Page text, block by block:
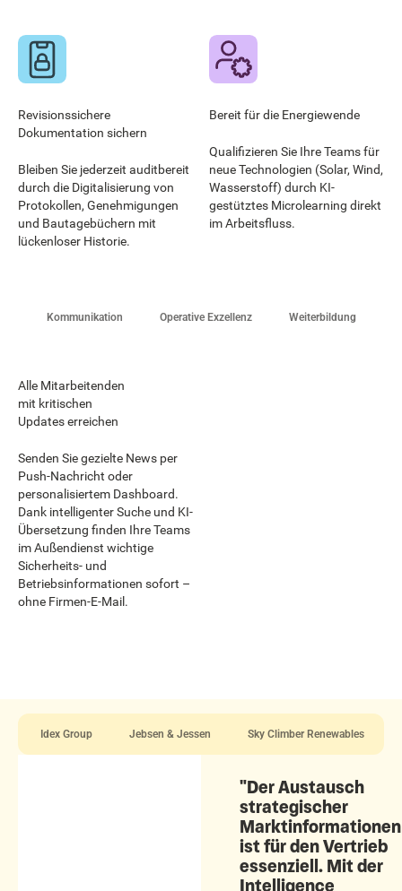
Revisionssichere
Dokumentation sichern
Bleiben Sie jederzeit auditbereit
durch die Digitalisierung von
Protokollen, Genehmigungen
und Bautagebüchern mit
lückenloser Historie.
Bereit für die Energiewende
Qualifizieren Sie Ihre Teams für
neue Technologien (Solar, Wind,
Wasserstoff) durch KI-
gestütztes Microlearning direkt
im Arbeitsfluss.
Kommunikation Operative Exzellenz Weiterbildung
Alle Mitarbeitenden
mit kritischen
Updates erreichen
Senden Sie gezielte News per
Push-Nachricht oder
personalisiertem Dashboard.
Dank intelligenter Suche und KI-
Übersetzung finden Ihre Teams
im Außendienst wichtige
Sicherheits- und
Betriebsinformationen sofort –
ohne Firmen-E-Mail.
Idex Group Jebsen & Jessen Sky Climber Renewables
"Der Austausch
strategischer
Marktinformationen
ist für den Vertrieb
essenziell. Mit der
Intelligence